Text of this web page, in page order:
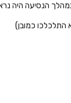
הנסיעה היה נראה
התלכלכו כמובן)